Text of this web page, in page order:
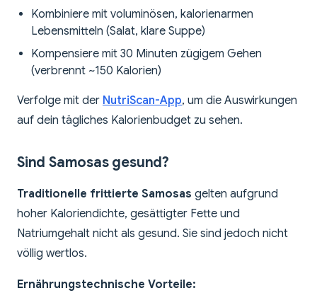
Kombiniere mit voluminösen, kalorienarmen
Lebensmitteln (Salat, klare Suppe)
Kompensiere mit 30 Minuten zügigem Gehen
(verbrennt ~150 Kalorien)
Verfolge mit der NutriScan-App, um die Auswirkungen
auf dein tägliches Kalorienbudget zu sehen.
Sind Samosas gesund?
Traditionelle frittierte Samosas gelten aufgrund
hoher Kaloriendichte, gesättigter Fette und
Natriumgehalt nicht als gesund. Sie sind jedoch nicht
völlig wertlos.
Ernährungstechnische Vorteile: